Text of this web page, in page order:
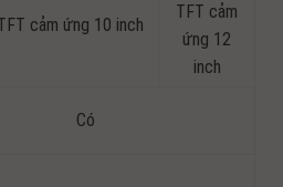
cảm ứng 10 inch
TFT cảm
ứng 12
inch
Có